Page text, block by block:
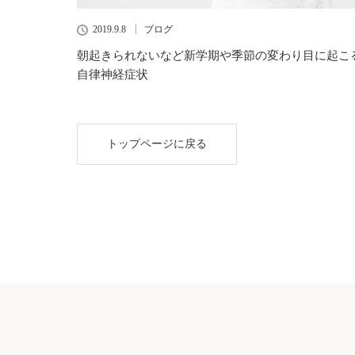
2019.9.8 ブログ
朝起きられないなど新学期や季節の変わり目に起こ
自律神経症状
トップページに戻る